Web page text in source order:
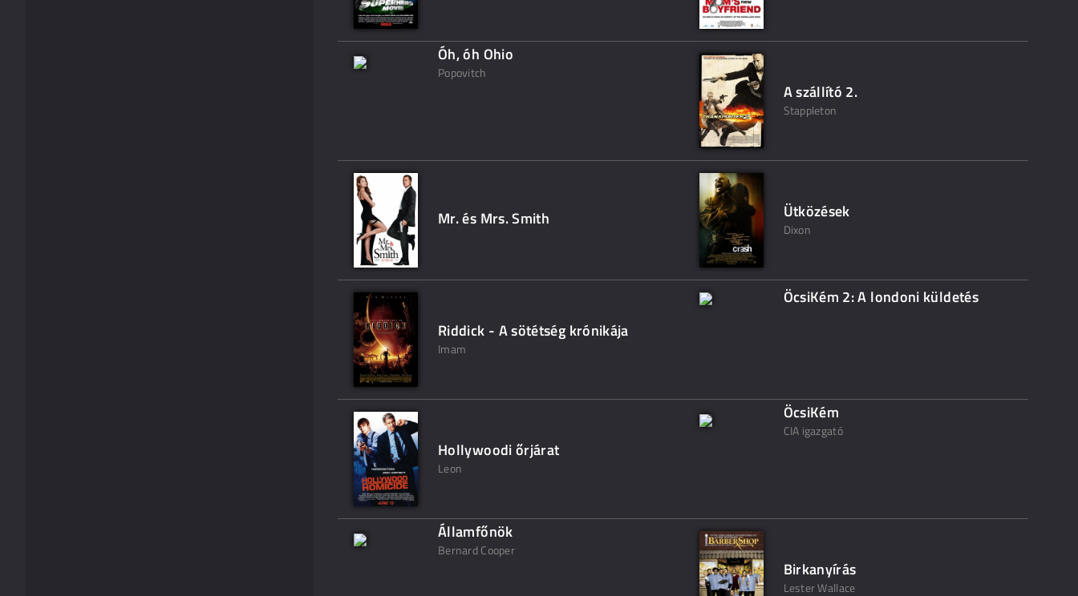
Óh, óh Ohio
Popovitch
A szállító 2.
Stappleton
Mr. és Mrs. Smith Ütközések
Dixon
Riddick - A sötétség krónikája
Imam
ÖcsiKém 2: A londoni küldetés
Hollywoodi őrjárat
Leon
ÖcsiKém
CIA igazgató
Államfőnök
Bernard Cooper
Birkanyírás
Lester Wallace